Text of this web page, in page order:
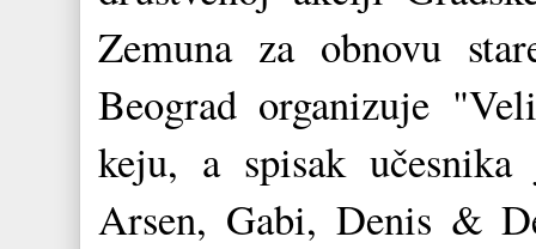
Zemuna za obnovu
Beograd organizuje
keju, a spisak
Arsen, Gabi, Denis &